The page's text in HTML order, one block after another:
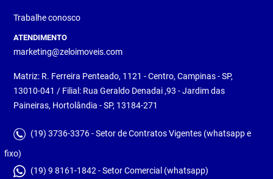
Trabalhe conosco
ATENDIMENTO
marketing@zeloimoveis.com
Matriz: R. Ferreira Penteado, 1121 - Centro, Campinas - SP,
13010-041 / Filial: Rua Geraldo Denadai ,93 - Jardim das
Paineiras, Hortolândia - SP, 13184-271
(19) 3736-3376 - Setor de Contratos Vigentes (whatsapp e
fixo)
(19) 9 8161-1842 - Setor Comercial (whatsapp)